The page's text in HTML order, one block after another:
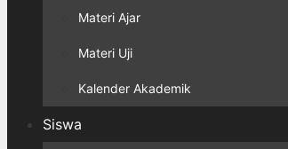
Materi Ajar
Materi Uji
Kalender Akademik
Siswa